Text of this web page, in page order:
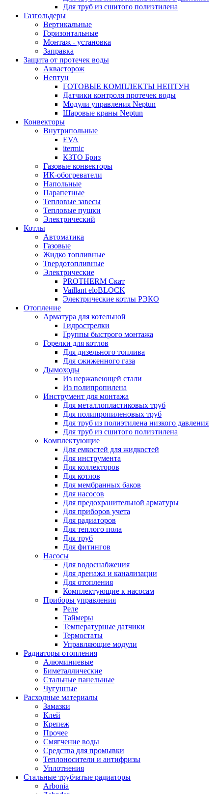
Для труб из сшитого полиэтилена
Газгольдеры
Вертикальные
Горизонтальные
Монтаж - установка
Заправка
Защита от протечек воды
Аквасторож
Нептун
ГОТОВЫЕ КОМПЛЕКТЫ НЕПТУН
Датчики контроля протечек воды
Модули управления Neptun
Шаровые краны Neptun
Конвекторы
Внутрипольные
EVA
itermic
КЗТО Бриз
Газовые конвекторы
ИК-обогреватели
Напольные
Парапетные
Тепловые завесы
Тепловые пушки
Электрический
Котлы
Автоматика
Газовые
Жидко топливные
Твердотопливные
Электрические
PROTHERM Скат
Vaillant eloBLOCK
Электрические котлы РЭКО
Отопление
Арматура для котельной
Гидрострелки
Группы быстрого монтажа
Горелки для котлов
Для дизельного топлива
Для сжиженного газа
Дымоходы
Из нержавеющей стали
Из полипропилена
Инструмент для монтажа
Для металлопластиковых труб
Для полипропиленовых труб
Для труб из полиэтилена низкого давления
Для труб из сшитого полиэтилена
Комплектующие
Для емкостей для жидкостей
Для инструмента
Для коллекторов
Для котлов
Для мембранных баков
Для насосов
Для предохранительной арматуры
Для приборов учета
Для радиаторов
Для теплого пола
Для труб
Для фитингов
Насосы
Для водоснабжения
Для дренажа и канализации
Для отопления
Комплектующие к насосам
Приборы управления
Реле
Таймеры
Температурные датчики
Термостаты
Управляющие модули
Радиаторы отопления
Алюминиевые
Биметаллические
Стальные панельные
Чугунные
Расходные материалы
Замазки
Клей
Крепеж
Прочее
Смягчение воды
Средства для промывки
Теплоносители и антифризы
Уплотнения
Стальные трубчатые радиаторы
Arbonia